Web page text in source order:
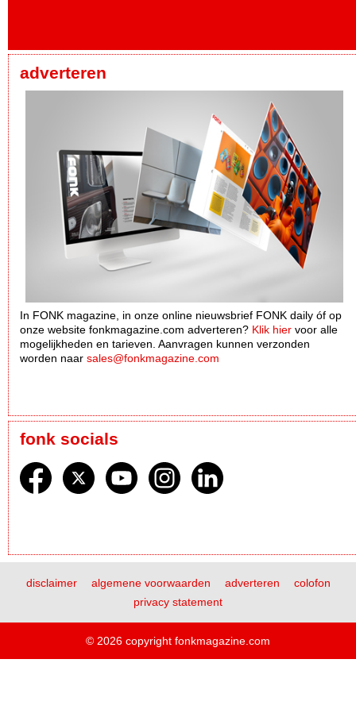
adverteren
In FONK magazine, in onze online nieuwsbrief FONK daily óf op
onze website fonkmagazine.com adverteren? Klik hier voor alle
mogelijkheden en tarieven. Aanvragen kunnen verzonden
worden naar sales@fonkmagazine.com
fonk socials
disclaimer algemene voorwaarden adverteren
colofon
privacy statement
© 2026 copyright fonkmagazine.com